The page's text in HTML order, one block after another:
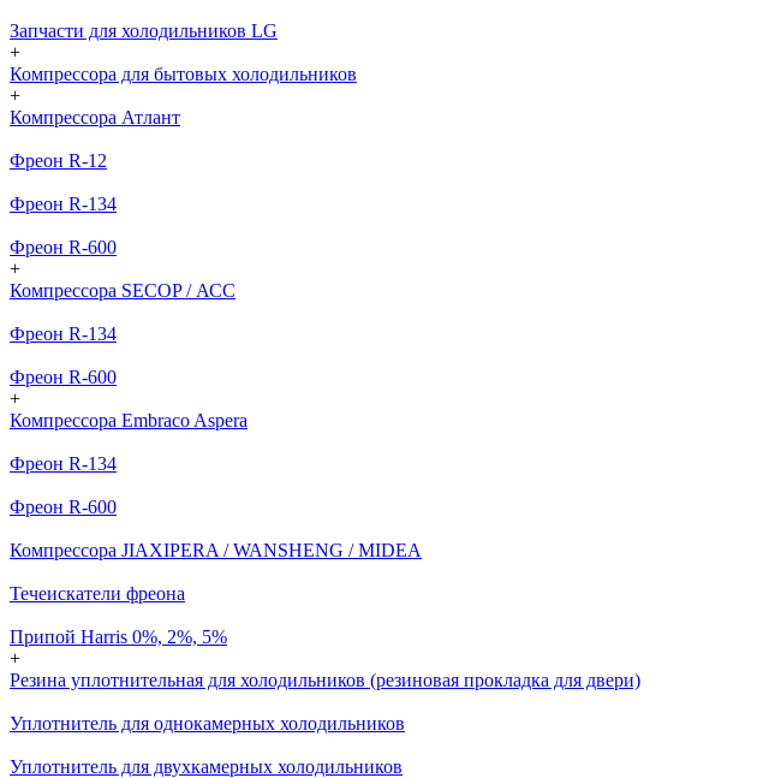
Запчасти для холодильников LG
+
Компрессора для бытовых холодильников
+
Компрессора Атлант
Фреон R-12
Фреон R-134
Фреон R-600
+
Компрессора SECOP / АСС
Фреон R-134
Фреон R-600
+
Компрессора Embraco Aspera
Фреон R-134
Фреон R-600
Компрессора JIAXIPERA / WANSHENG / MIDEA
Течеискатели фреона
Припой Harris 0%, 2%, 5%
+
Резина уплотнительная для холодильников (резиновая прокладка для двери)
Уплотнитель для однокамерных холодильников
Уплотнитель для двухкамерных холодильников